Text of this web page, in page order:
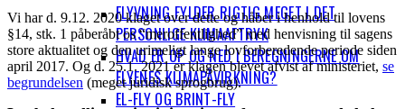
FLYVNING FYLDER RIGTIG MEGET I DET
PERSONLIGE KLIMAAFTRYK
HVAD ER OP OG NED I BEREGNINGERNE OM
FLYENES KLIMAPÅVIRKNING?
EL-FLY OG BRINT-FLY
Vi har d. 9.12. 2020 klaget over dette og håber i henhold til lovens
§14, stk. 1 påberåbt os “meroffentlighed” med henvisning til sagens
store aktualitet og den urimeligt lange lovforberedende periode siden
april 2017. Og d. 25.1. 2021 er klagen blevet afvist af ministeriet, se
begrundelsen (meget juridisk sprogbrug).